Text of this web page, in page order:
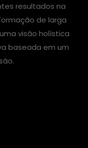
resultados na
de larga
visão holística
baseada em um